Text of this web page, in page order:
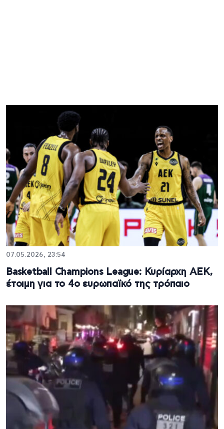
07.05.2026, 23:54
Basketball Champions League: Κυρίαρχη ΑΕΚ,
έτοιμη για το 4ο ευρωπαϊκό της τρόπαιο